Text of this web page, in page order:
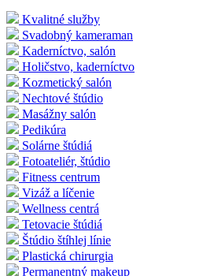
Kvalitné služby
Svadobný kameraman
Kaderníctvo, salón
Holičstvo, kaderníctvo
Kozmetický salón
Nechtové štúdio
Masážny salón
Pedikúra
Solárne štúdiá
Fotoateliér, štúdio
Fitness centrum
Vizáž a líčenie
Wellness centrá
Tetovacie štúdiá
Štúdio štíhlej línie
Plastická chirurgia
Permanentný makeup